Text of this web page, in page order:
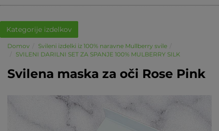
Kategorije izdelkov
Domov
Svileni izdelki iz 100% naravne Mullberry svile
SVILENI DARILNI SET ZA SPANJE 100% MULBERRY SILK
Svilena maska za oči Rose Pink